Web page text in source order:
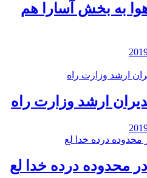
هوا به بخش آسارا هم
ارشد وزارت راه
محدوده درده خدا لع